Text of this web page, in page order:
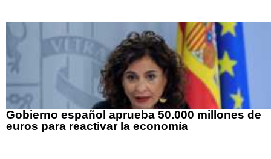
Gobierno español aprueba 50.000 millones de
euros para reactivar la economía